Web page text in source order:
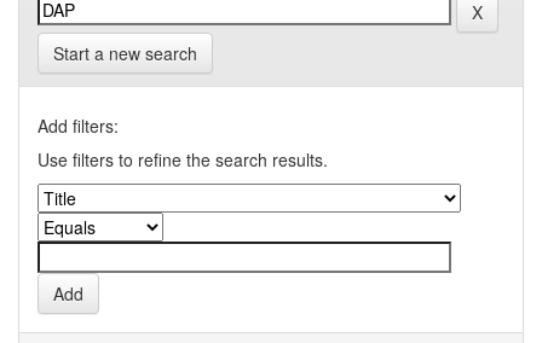
Start a new search
Add filters:
Use filters to refine the search results.